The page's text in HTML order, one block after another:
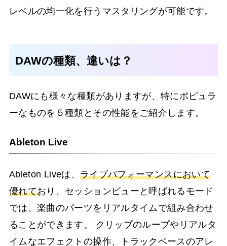
レベルの均一化を行うマスタリングが可能です。
DAWの種類、違いは？
DAWにも様々な種類がありますが、特にポピュラ
ーなものを５種類とその性能をご紹介します。
Ableton Live
Ableton Liveは、 ライブパフォーマンスにおいて
優れており、セッションビューと呼ばれるモード
では、楽曲のパーツをリアルタイムで組み合わせ
ることができます。 クリップのループやリアルタ
イムなエフェクトの操作、トラックベースのアレ